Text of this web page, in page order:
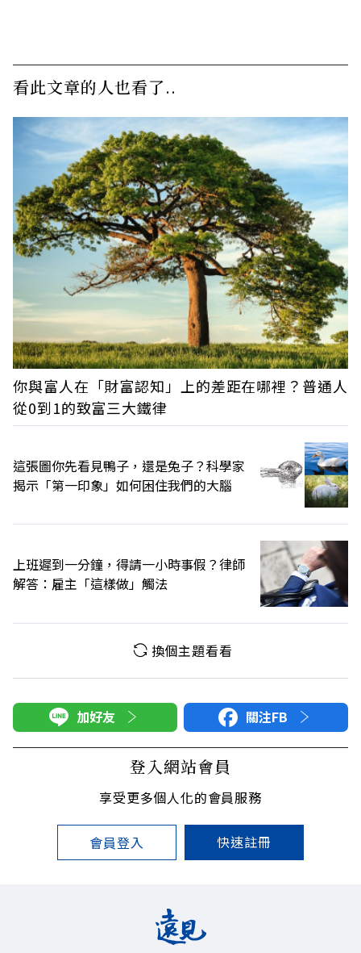
看此文章的人也看了..
你與富人在「財富認知」上的差距在哪裡？普通人
從0到1的致富三大鐵律
這張圖你先看見鴨子，還是兔子？科學家
揭示「第一印象」如何困住我們的大腦
上班遲到一分鐘，得請一小時事假？律師
解答：雇主「這樣做」觸法
換個主題看看
加好友 關注FB
登入網站會員
享受更多個人化的會員服務
會員登入 快速註冊